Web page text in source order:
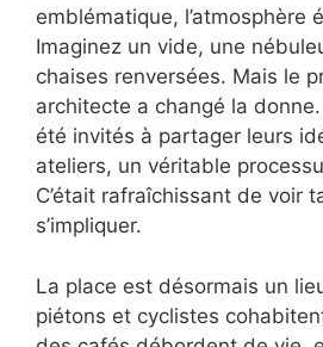
emblématique, l’atmosphère
Imaginez un vide, une
chaises renversées. Mais le
architecte a changé la
été invités à partager leurs
ateliers, un véritable
C’était rafraîchissant de voir
s’impliquer.
La place est désormais un
piétons et cyclistes